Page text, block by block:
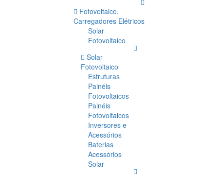
Fotovoltaico,
Carregadores Elétricos
Solar
Fotovoltaico
Solar
Fotovoltaico
Estruturas
Painéis
Fotovoltaicos
Painéis
Fotovoltaicos
Inversores e
Acessórios
Baterias
Acessórios
Solar